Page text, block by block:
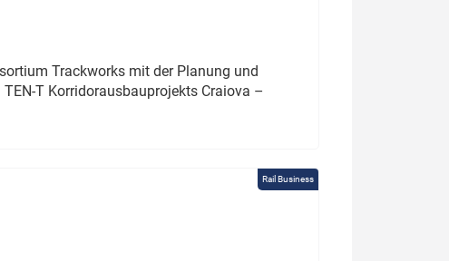
Trackworks mit der Planung und
T Korridorausbauprojekts Craiova –
Rail Business